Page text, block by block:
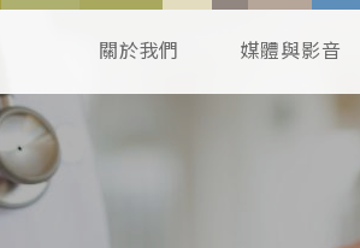
關於我們 媒體與影音